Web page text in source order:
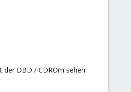
der DBD / CDROm sehen